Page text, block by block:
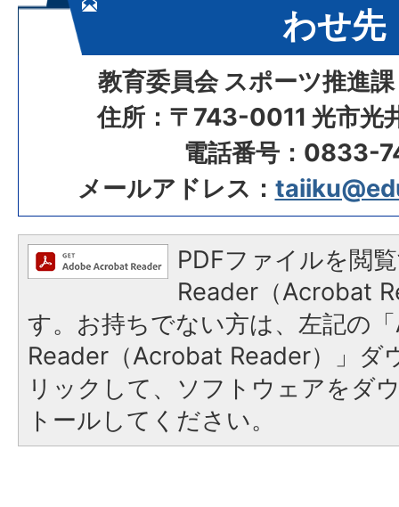
わせ先
教育委員会 スポーツ推進
住所：〒743-0011 光市光
電話番号：0833-
メールアドレス：
PDFファイルを閲
Reader（Acrobat
す。お持ちでない方は、左記の
Reader（Acrobat Reader）」ダ
リックして、ソフトウェアをダ
トールしてください。